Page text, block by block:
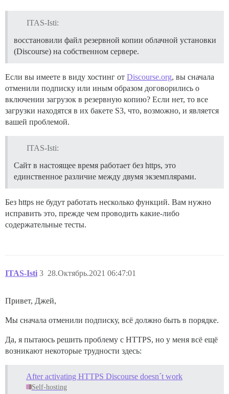
ITAS-Isti:
восстановили файл резервной копии облачной установки
(Discourse) на собственном сервере.
Если вы имеете в виду хостинг от Discourse.org, вы сначала
отменили подписку или иным образом договорились о
включении загрузок в резервную копию? Если нет, то все
загрузки находятся в их бакете S3, что, возможно, и является
вашей проблемой.
ITAS-Isti:
Сайт в настоящее время работает без https, это
единственное различие между двумя экземплярами.
Без https не будут работать несколько функций. Вам нужно
исправить это, прежде чем проводить какие-либо
содержательные тесты.
ITAS-Isti 28.Октябрь.2021 06:47:01
3
Привет, Джей,
Мы сначала отменили подписку, всё должно быть в порядке.
Да, я пытаюсь решить проблему с HTTPS, но у меня всё ещё
возникают некоторые трудности здесь:
After activating HTTPS Discourse doesn´t work
Self-hosting